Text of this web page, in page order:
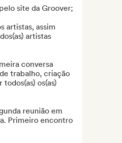
site da Groover;
artistas, assim
artistas
conversa
trabalho, criação
os(as)
reunião em
Primeiro encontro